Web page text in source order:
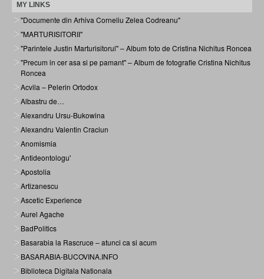
MY LINKS
"Documente din Arhiva Corneliu Zelea Codreanu"
"MARTURISITORII"
"Parintele Justin Marturisitorul" – Album foto de Cristina Nichitus Roncea
"Precum in cer asa si pe pamant" – Album de fotografie Cristina Nichitus
Roncea
Acvila – Pelerin Ortodox
Albastru de…
Alexandru Ursu-Bukowina
Alexandru Valentin Craciun
Anomismia
Antideontologu'
Apostolia
Artizanescu
Ascetic Experience
Aurel Agache
BadPolitics
Basarabia la Rascruce – atunci ca si acum
BASARABIA-BUCOVINA.INFO
Biblioteca Digitala Nationala